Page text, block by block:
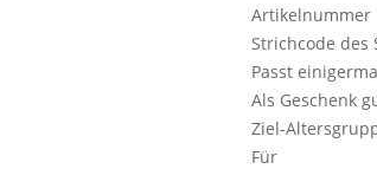
Artikelnummer
Strichcode des
Passt
Als Geschenk
Ziel-
Für